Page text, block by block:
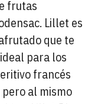
frutas
Lillet es
que te
para los
francés
al mismo